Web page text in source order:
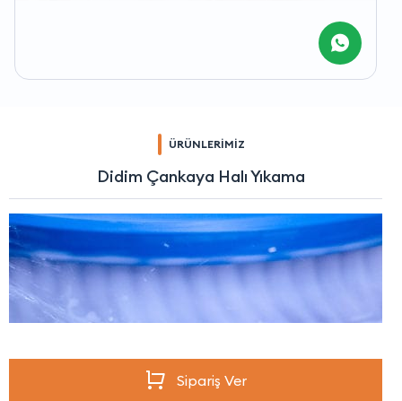
ÜRÜNLERİMİZ
Didim Çankaya Halı Yıkama
Sipariş Ver